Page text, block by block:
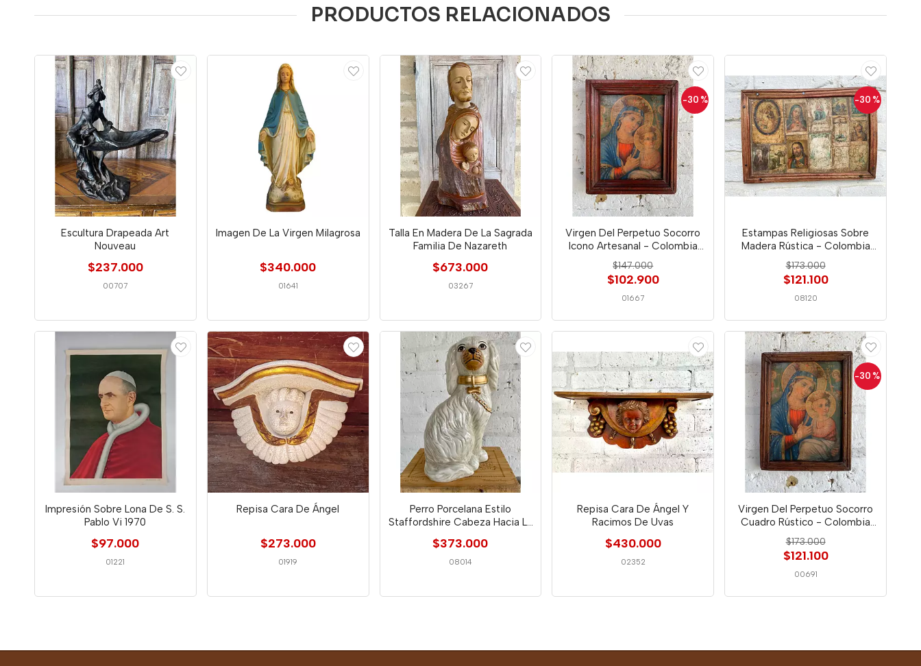
PRODUCTOS RELACIONADOS
Escultura Drapeada Art
Nouveau
$237.000
00707
Imagen De La Virgen Milagrosa
$340.000
01641
Talla En Madera De La Sagrada
Familia De Nazareth
$673.000
03267
-30 %
Virgen Del Perpetuo Socorro
Icono Artesanal - Colombia
1950
$147.000
$102.900
01667
-30 %
Estampas Religiosas Sobre
Madera Rústica - Colombia
1900
$173.000
$121.100
08120
Impresión Sobre Lona De S. S.
Pablo Vi 1970
$97.000
01221
Repisa Cara De Ángel
$273.000
01919
Perro Porcelana Estilo
Staffordshire Cabeza Hacia La
$373.000
08014
Repisa Cara De Ángel Y
Racimos De Uvas
$430.000
02352
-30 %
Virgen Del Perpetuo Socorro
Cuadro Rústico - Colombia
1950
$173.000
$121.100
00691